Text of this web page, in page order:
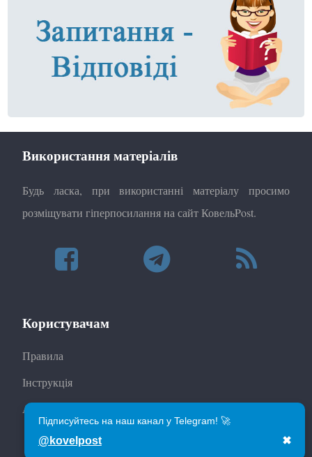
Використання матеріалів
Будь ласка, при використанні матеріалу просимо
розміщувати гіперпосилання на сайт КовельPost.
Користувачам
Правила
Інструкція
Автори
Підписуйтесь на наш канал у Telegram! 🚀
@kovelpost ✖